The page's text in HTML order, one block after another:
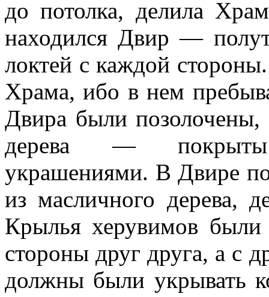
до потолка, делила
находился Двир —
локтей с каждой
Храма, ибо в нем
Двира были позолочены,
дерева — покрыты
украшениями. В Двире
из масличного дерева,
Крылья херувимов
стороны друг друга, а с
должны были укрывать